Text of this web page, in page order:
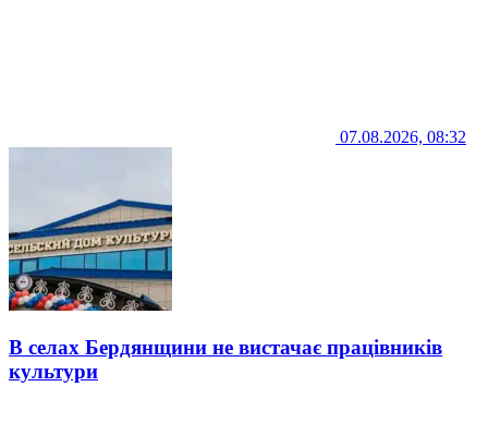
07.08.2026, 08:32
В селах Бердянщини не вистачає працівників
культури